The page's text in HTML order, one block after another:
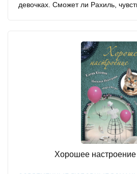
девочках. Сможет ли Рахиль,
Хорошее настроение